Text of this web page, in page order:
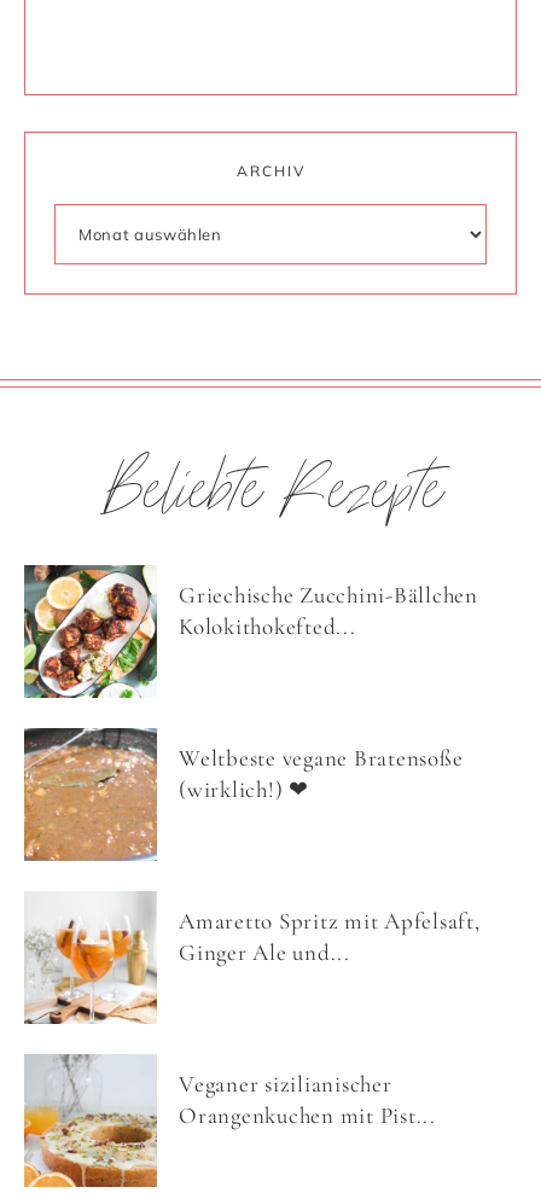
ARCHIV
Beliebte Rezepte
Griechische Zucchini-Bällchen
Kolokithokefted...
Weltbeste vegane Bratensoße
(wirklich!) ❤
Amaretto Spritz mit Apfelsaft,
Ginger Ale und...
Veganer sizilianischer
Orangenkuchen mit Pist...